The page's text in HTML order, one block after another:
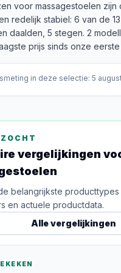
voor massagestoelen zijn
redelijk stabiel: 6 van de
daalden, 5 stegen. 2
prijs sinds onze eerste
in deze selectie: 5
vergelijkingen
belangrijkste producttypes
en actuele productdata.
Alle vergelijkingen